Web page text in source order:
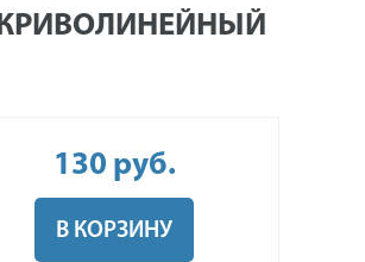
130 руб.
В КОРЗИНУ